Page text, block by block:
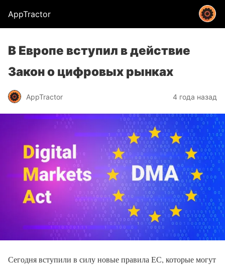
AppTractor
В Европе вступил в действие
Закон о цифровых рынках
AppTractor 4 года назад
Сегодня вступили в силу новые правила ЕС, которые могут